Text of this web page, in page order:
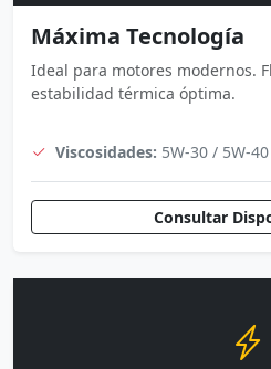
Máxima Tecnología
Ideal para motores modernos.
estabilidad térmica óptima.
Viscosidades: 5W-30 / 5W-
Consultar